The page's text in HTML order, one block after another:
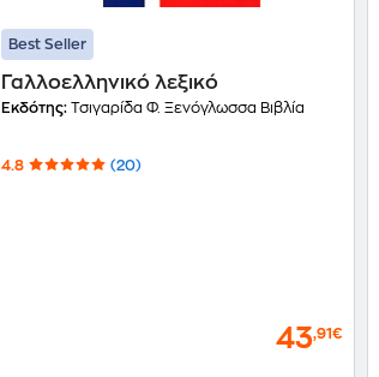
Best Seller
Γαλλοελληνικό λεξικό
Εκδότης: Τσιγαρίδα Φ. Ξενόγλωσσα Βιβλία
4.8 (20)
43,91€